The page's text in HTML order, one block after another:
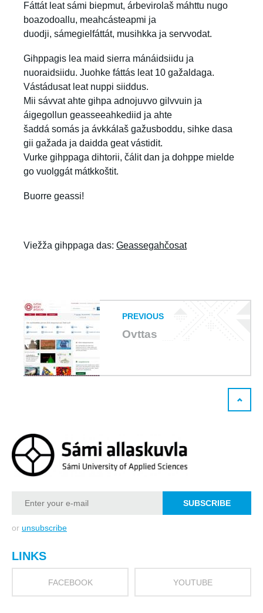
Fáttát leat sámi biepmut, árbevirolaš máhttu nugo
boazodoallu, meahcásteapmi ja
duodji, sámegielfáttát, musihkka ja servvodat.
Gihppagis lea maid sierra mánáidsiidu ja
nuoraidsiidu. Juohke fáttás leat 10 gažaldaga.
Vástádusat leat nuppi siiddus.
Mii sávvat ahte gihpa adnojuvvo gilvvuin ja
áigegollun geasseeahkediid ja ahte
šaddá somás ja ávkkálaš gažusboddu, sihke dasa
gii gažada ja daidda geat vástidit.
Vurke gihppaga dihtorii, čálit dan ja dohppe mielde
go vuolggát mátkkoštit.
Buorre geassi!
Viežža gihppaga das: Geassegahčosat
PREVIOUS
Ovttas
or unsubscribe
LINKS
FACEBOOK YOUTUBE